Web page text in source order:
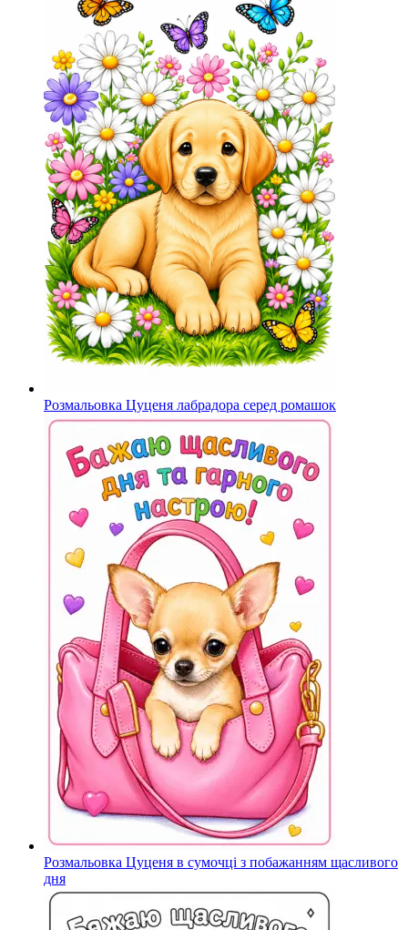
Розмальовка Цуценя лабрадора серед ромашок
Розмальовка Цуценя в сумочці з побажанням щасливого
дня